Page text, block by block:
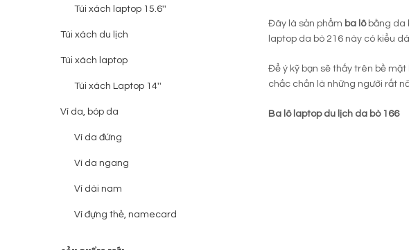
Đây là sản phẩm ba lôbằng da
laptop da bò 216 này có kiểu
Để ý kỹ bạn sẽ thấy trên bề
chắc chắn là những người rất
Ba lô laptop du lịch da bò 166
Túi xách laptop 15.6''
Túi xách du lịch
Túi xách laptop
Túi xách Laptop 14''
Ví da, bóp da
Ví da đứng
Ví da ngang
Ví dài nam
Ví đựng thẻ, namecard